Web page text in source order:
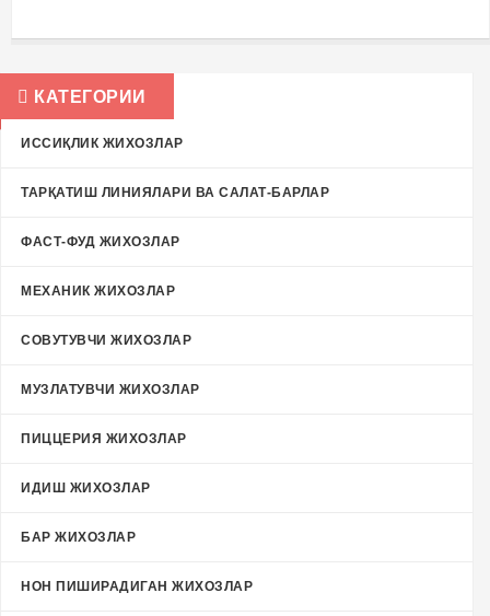
КАТЕГОРИИ
ИССИҚЛИК ЖИХОЗЛАР
ТАРҚАТИШ ЛИНИЯЛАРИ ВА САЛАТ-БАРЛАР
ФАСТ-ФУД ЖИХОЗЛАР
МЕХАНИК ЖИХОЗЛАР
СОВУТУВЧИ ЖИХОЗЛАР
МУЗЛАТУВЧИ ЖИХОЗЛАР
ПИЦЦЕРИЯ ЖИХОЗЛАР
ИДИШ ЖИХОЗЛАР
БАР ЖИХОЗЛАР
НОН ПИШИРАДИГАН ЖИХОЗЛАР